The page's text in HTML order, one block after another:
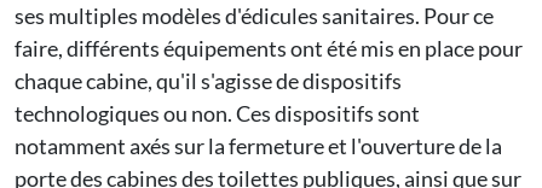
ses multiples modèles d'édicules sanitaires. Pour ce
faire, différents équipements ont été mis en place pour
chaque cabine, qu'il s'agisse de dispositifs
technologiques ou non. Ces dispositifs sont
notamment axés sur la fermeture et l'ouverture de la
porte des cabines des toilettes publiques, ainsi que sur